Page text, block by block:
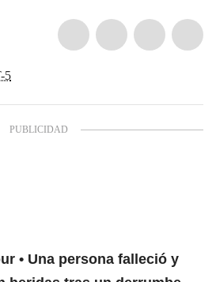
5
Una persona falleció y